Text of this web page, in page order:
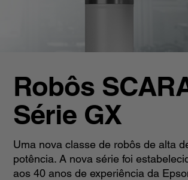
Robôs
Série GX
Uma nova classe de robôs de alta
potência. A nova série foi
aos 40 anos de experiência da